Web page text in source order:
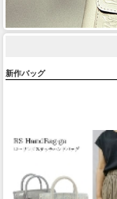
新作バッグ